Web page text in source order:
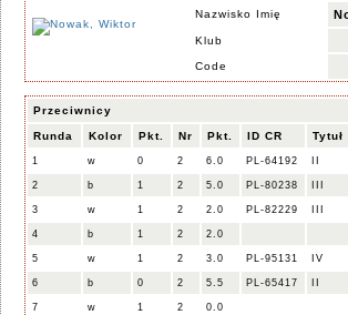
Nazwisko Imię
Klub
Code
Przeciwnicy
Runda Kolor Pkt. Nr Pkt. ID CR Tytuł
1 w 0 2 6.0 PL-64192
2 b 1 2 5.0 PL-80238
3 w 1 2 2.0 PL-82229
4 b 1 2 2.0
5 w 1 2 3.0 PL-95131 IV
6 b 0 2 5.5 PL-65417
7 w 1 2 0.0